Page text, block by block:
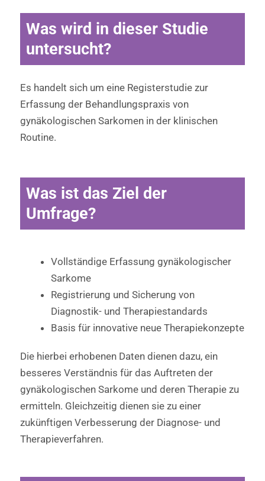
Was wird in dieser Studie
untersucht?
Es handelt sich um eine Registerstudie zur
Erfassung der Behandlungspraxis von
gynäkologischen Sarkomen in der klinischen
Routine.
Was ist das Ziel der
Umfrage?
Vollständige Erfassung gynäkologischer
Sarkome
Registrierung und Sicherung von
Diagnostik- und Therapiestandards
Basis für innovative neue Therapiekonzepte
Die hierbei erhobenen Daten dienen dazu, ein
besseres Verständnis für das Auftreten der
gynäkologischen Sarkome und deren Therapie zu
ermitteln. Gleichzeitig dienen sie zu einer
zukünftigen Verbesserung der Diagnose- und
Therapieverfahren.